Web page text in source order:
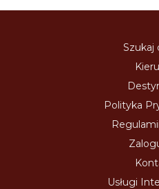
Szukaj
Polityka
Usługi